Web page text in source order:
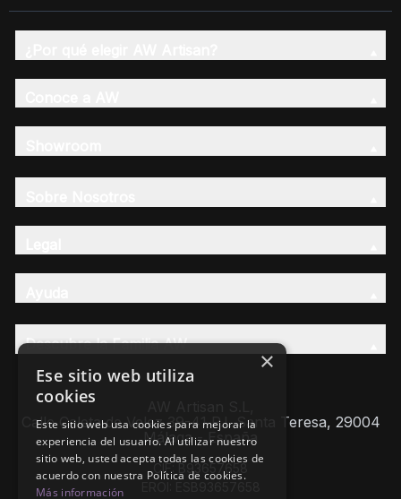
Descubre la Familia AW
Calle Caleta de Velez 39-41 P.I. Santa Teresa, 29004
Málaga - España
CIF: B93657658
×
Ese sitio web utiliza
cookies
Este sitio web usa cookies para mejorar la
experiencia del usuario. Al utilizar nuestro
sitio web, usted acepta todas las cookies de
acuerdo con nuestra Política de cookies.
Más información